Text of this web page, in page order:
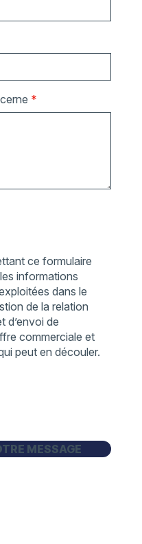
*
ce formulaire
informations
dans le
de la relation
d’envoi de
commerciale et
peut en découler.